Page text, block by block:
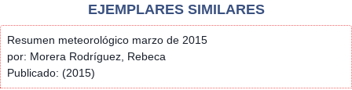
EJEMPLARES SIMILARES
Resumen meteorológico marzo de 2015
por: Morera Rodríguez, Rebeca
Publicado: (2015)